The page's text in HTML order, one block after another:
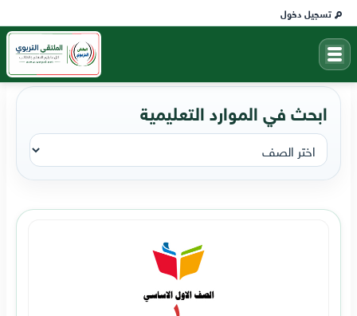
تسجيل دخول
ابحث في الموارد التعليمية